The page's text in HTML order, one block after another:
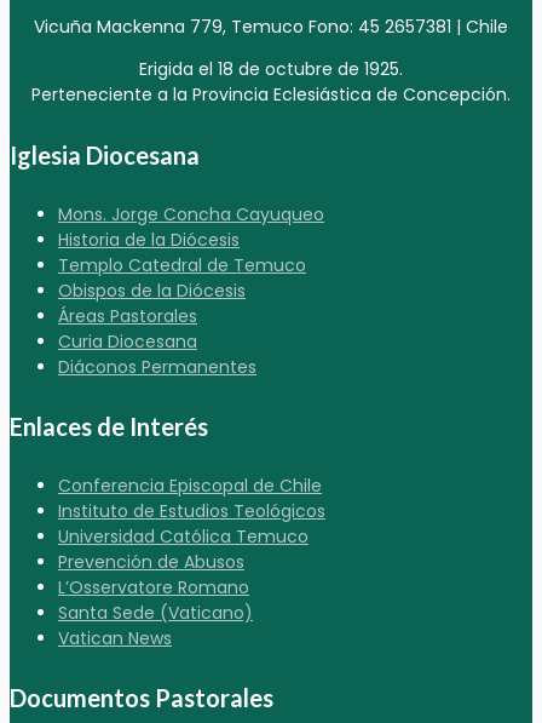
Vicuña Mackenna 779, Temuco Fono: 45 2657381 | Chile
Erigida el 18 de octubre de 1925.
Perteneciente a la Provincia Eclesiástica de Concepción.
Iglesia Diocesana
Mons. Jorge Concha Cayuqueo
Historia de la Diócesis
Templo Catedral de Temuco
Obispos de la Diócesis
Áreas Pastorales
Curia Diocesana
Diáconos Permanentes
Enlaces de Interés
Conferencia Episcopal de Chile
Instituto de Estudios Teológicos
Universidad Católica Temuco
Prevención de Abusos
L’Osservatore Romano
Santa Sede (Vaticano)
Vatican News
Documentos Pastorales